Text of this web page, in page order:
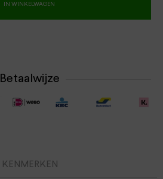
IN WINKELWAGEN
Betaalwijze
KENMERKEN